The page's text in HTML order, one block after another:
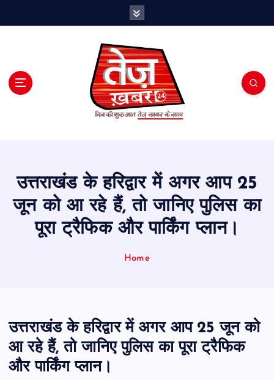
उत्तराखंड के हरिद्वार में अगर आप 25
जून को आ रहे हैं, तो जानिए पुलिस का
पूरा ट्रैफिक और पार्किंग प्लान।
Home
उत्तराखंड के हरिद्वार में अगर आप 25 जून को
आ रहे हैं, तो जानिए पुलिस का पूरा ट्रैफिक
और पार्किंग प्लान।